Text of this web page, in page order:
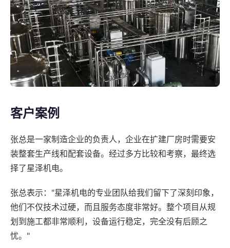
客户案例
张总是一家制造企业的负责人，企业在扩建厂房时需要安
装整套生产线和配套设备。经过多方比较和考察，最终选
择了星泽机电。
张总表示："星泽机电的专业团队给我们留下了深刻印象，
他们不仅技术过硬，而且服务态度非常好。整个项目从规
划到施工都非常顺利，设备运行稳定，完全没有后顾之
忧。"